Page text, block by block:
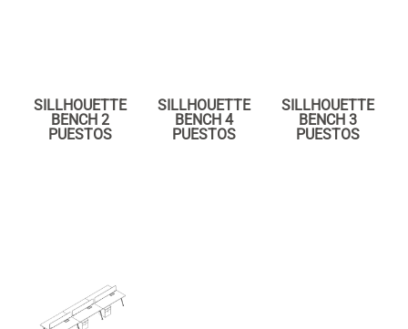
SILLHOUETTE
BENCH 2
PUESTOS
SILLHOUETTE
BENCH 4
PUESTOS
SILLHOUETTE
BENCH 3
PUESTOS